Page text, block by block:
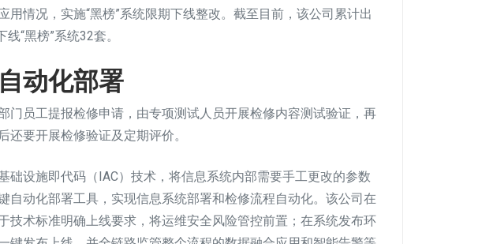
用情况，实施“黑榜”系统限期下线整改。截至目前，该公司累计出
“黑榜”系统32套。
动化部署
门员工提报检修申请，由专项测试人员开展检修内容测试验证，再
还要开展检修验证及定期评价。
础设施即代码（IAC）技术，将信息系统内部需要手工更改的参数
自动化部署工具，实现信息系统部署和检修流程自动化。该公司在
技术标准明确上线要求，将运维安全风险管控前置；在系统发布环